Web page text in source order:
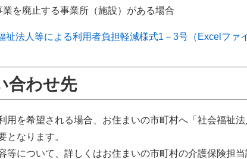
を廃止する事業所（施設）がある場合
祉法人等による利用者負担軽減様式1－3号（Excelファ
合わせ先
用を希望される場合、お住まいの市町村へ「社会福祉法
となります。
等について、詳しくはお住まいの市町村の介護保険担当